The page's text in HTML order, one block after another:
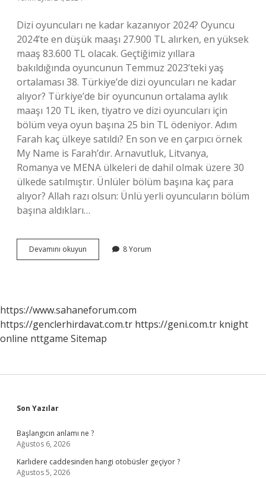
Dizi oyuncuları ne kadar kazanıyor 2024? Oyuncu
2024’te en düşük maaşı 27.900 TL alırken, en yüksek
maaş 83.600 TL olacak. Geçtiğimiz yıllara
bakıldığında oyuncunun Temmuz 2023’teki yaş
ortalaması 38. Türkiye’de dizi oyuncuları ne kadar
alıyor? Türkiye’de bir oyuncunun ortalama aylık
maaşı 120 TL iken, tiyatro ve dizi oyuncuları için
bölüm veya oyun başına 25 bin TL ödeniyor. Adım
Farah kaç ülkeye satıldı? En son ve en çarpıcı örnek
My Name is Farah’dır. Arnavutluk, Litvanya,
Romanya ve MENA ülkeleri de dahil olmak üzere 30
ülkede satılmıştır. Ünlüler bölüm başına kaç para
alıyor? Allah razı olsun: Ünlü yerli oyuncuların bölüm
başına aldıkları…
Devamını okuyun
Farah
8 Yorum
https://www.sahaneforum.com
https://genclerhirdavat.com.tr https://geni.com.tr knight
online nttgame Sitemap
Sidebar
Son Yazılar
Başlangıcın anlamı ne ?
Ağustos 6, 2026
Karlıdere caddesinden hangi otobüsler geçiyor ?
Ağustos 5, 2026